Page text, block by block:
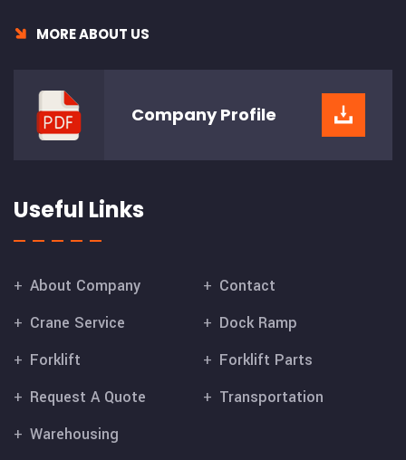
MORE ABOUT US
CompanyProfile
Useful Links
About Company
Contact
Crane Service
Dock Ramp
Forklift
Forklift Parts
Request A Quote
Transportation
Warehousing